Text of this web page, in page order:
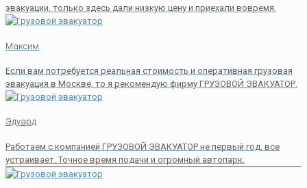
эвакуации, только здесь дали низкую цену и приехали вовремя.
Максим
Если вам потребуется реальная стоимость и оперативная грузовая
эвакуация в Москве, то я рекомендую фирму ГРУЗОВОЙ ЭВАКУАТОР.
Эдуард
Работаем с компанией ГРУЗОВОЙ ЭВАКУАТОР не первый год, все
устраивает. Точное время подачи и огромный автопарк.